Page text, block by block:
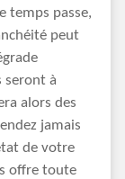
temps passe,
peut
seront à
alors des
jamais
de votre
offre toute